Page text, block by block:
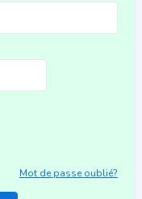
Mot de passe oublié?